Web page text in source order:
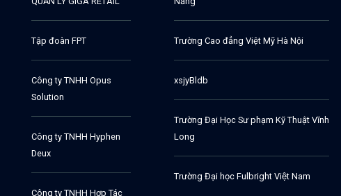
Tập đoàn FPT
Công ty TNHH Opus
Solution
Công ty TNHH Hyphen
Deux
Công ty TNHH Hợp Tác
Trường Cao đẳng Việt Mỹ Hà Nội
xsjyBldb
Trường Đại Học Sư phạm Kỹ Thuật Vĩnh
Long
Trường Đại học Fulbright Việt Nam